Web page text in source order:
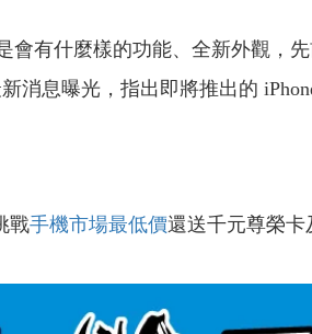
會有什麼樣的功能、全新外觀，
消息曝光，指出即將推出的
戰手機市場最低價還送千元尊榮卡